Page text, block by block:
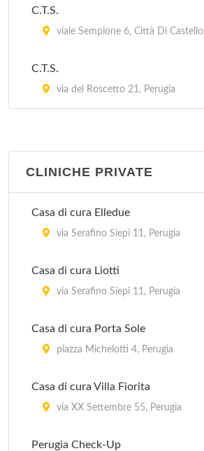
C.T.S.
viale Sempione 6, Città Di Castello
C.T.S.
via del Roscetto 21, Perugia
CLINICHE PRIVATE
Casa di cura Elledue
via Serafino Siepi 11, Perugia
Casa di cura Liotti
via Serafino Siepi 11, Perugia
Casa di cura Porta Sole
piazza Michelotti 4, Perugia
Casa di cura Villa Fiorita
via XX Settembre 55, Perugia
Perugia Check-Up